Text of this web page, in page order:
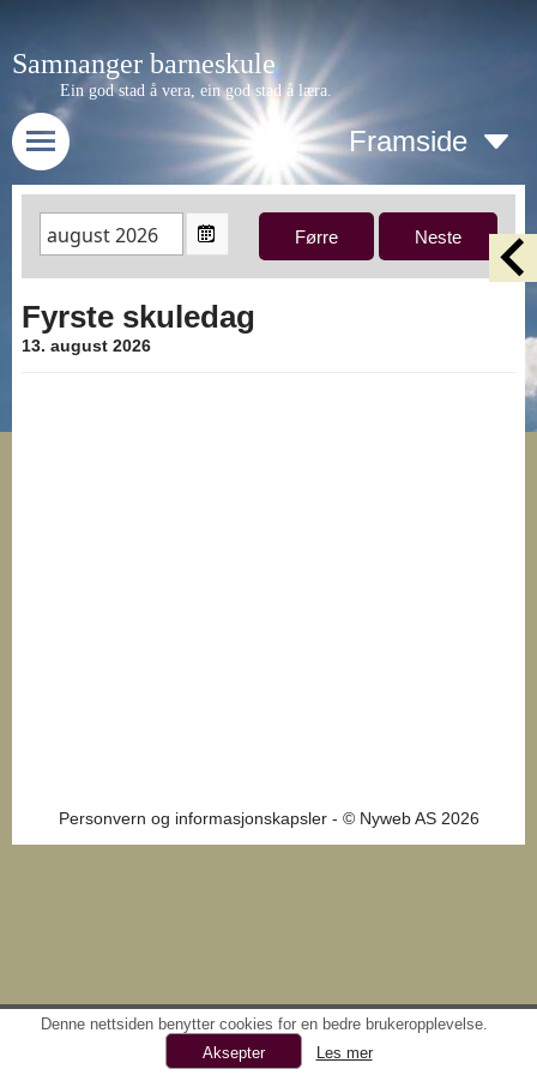
Samnanger barneskule
Ein god stad å vera, ein god stad å læra.
Framside
Fyrste skuledag
13. august 2026
Personvern og informasjonskapsler- © Nyweb AS 2026
Denne nettsiden benytter cookies for en bedre brukeropplevelse.
Les mer